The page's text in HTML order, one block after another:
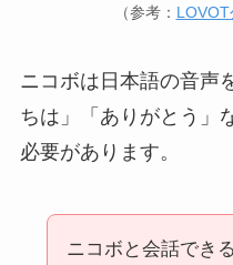
（参考： LOVOT
ニコボは日本語の音声
ちは」「ありがとう」
必要があります。
ニコボと会話でき